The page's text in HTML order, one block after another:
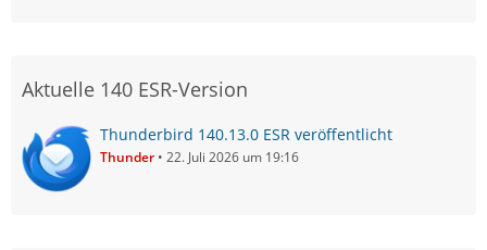
Aktuelle 140 ESR-Version
Thunderbird 140.13.0 ESR veröffentlicht
Thunder 22. Juli 2026 um 19:16